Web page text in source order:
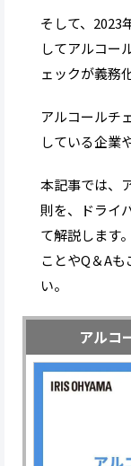
そして、2023
してアルコー
ェックが義務
アルコールチ
している企業
本記事では、
則を、ドライ
て解説します
ことやQ＆A
い。
アルコ